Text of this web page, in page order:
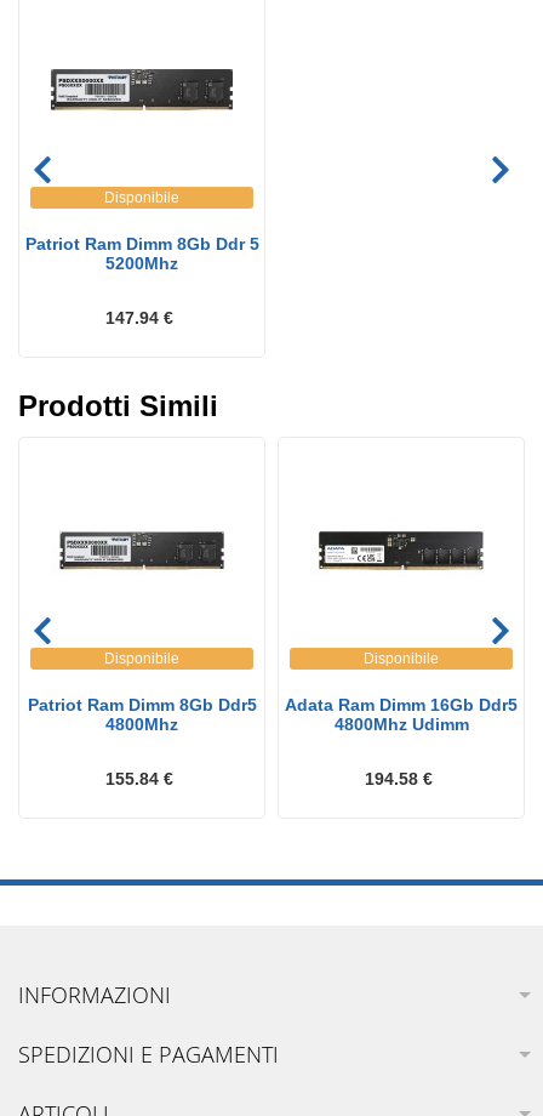
Disponibile
Patriot Ram Dimm 8Gb Ddr 5
5200Mhz
147.94 €
Prodotti Simili
Disponibile
Patriot Ram Dimm 8Gb Ddr5
4800Mhz
155.84 €
Disponibile
Adata Ram Dimm 16Gb Ddr5
4800Mhz Udimm
194.58 €
INFORMAZIONI
SPEDIZIONI E PAGAMENTI